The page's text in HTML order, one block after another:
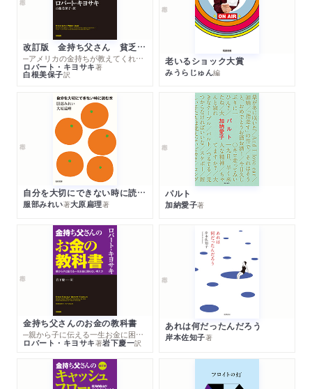
改訂版 金持ち父さん 貧乏父さん
─アメリカの金持ちが教えてくれるお金の哲学
ロバート・キヨサキ著
白根美保子訳
老いるショック大賞
みうらじゅん編
自分を大切にできない時に読む本
服部みれい著大原扁理著
パルト
加納愛子著
金持ち父さんのお金の教科書
─親から子に伝える一生お金に困らない考え方
ロバート・キヨサキ著岩下慶一訳
あれは何だったんだろう
岸本佐知子著